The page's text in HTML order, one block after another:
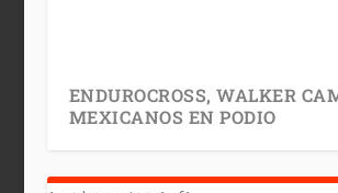
ENDUROCROSS, WALKER
MEXICANOS EN PODIO